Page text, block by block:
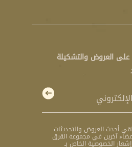
العروض والتشكيلة
أحدث العروض والتحديثات
آخرين في مجموعة القرق
إشعار الخصوصية الخاص بـ